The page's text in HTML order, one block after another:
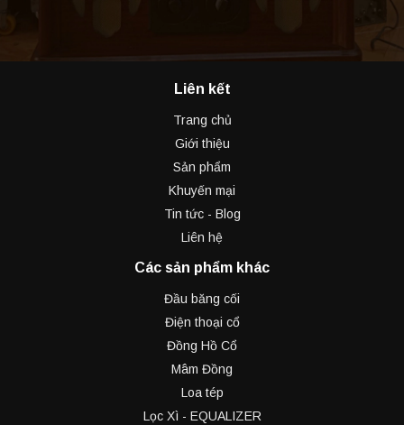
Liên kết
Trang chủ
Giới thiệu
Sản phẩm
Khuyến mại
Tin tức - Blog
Liên hệ
Các sản phẩm khác
Đầu băng cối
Điện thoại cổ
Đồng Hồ Cổ
Mâm Đồng
Loa tép
Lọc Xì - EQUALIZER